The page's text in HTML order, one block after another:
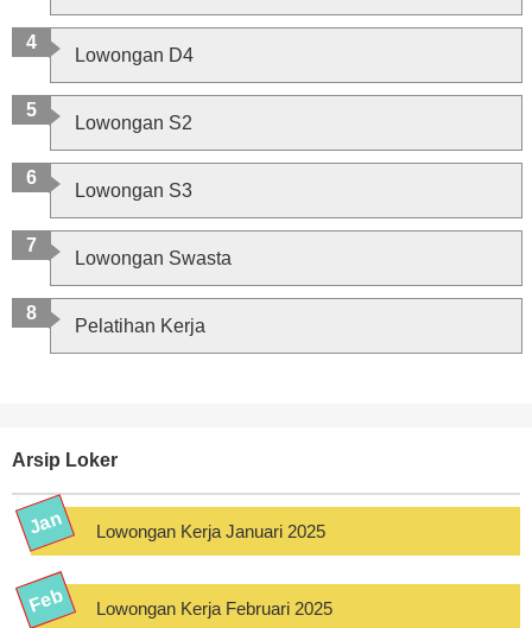
Lowongan D4
Lowongan S2
Lowongan S3
Lowongan Swasta
Pelatihan Kerja
Arsip Loker
Lowongan Kerja Januari 2025
Lowongan Kerja Februari 2025